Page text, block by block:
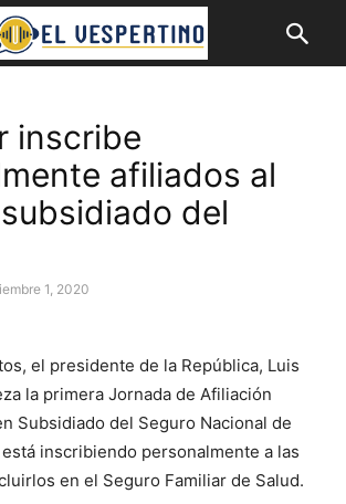
inscribe
afiliados al
del
1, 2020
el presidente de la República, Luis
la primera Jornada de Afiliación
Subsidiado del Seguro Nacional de
está inscribiendo personalmente a las
en el Seguro Familiar de Salud.